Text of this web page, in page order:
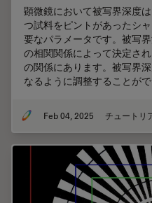
顕微鏡において被写界深度
つ試料をピントがあったシ
要なパラメータです。被写
の相関関係によって決定さ
の関係にあります。被写界
なるように調整することが
Feb 04, 2025 チュートリ